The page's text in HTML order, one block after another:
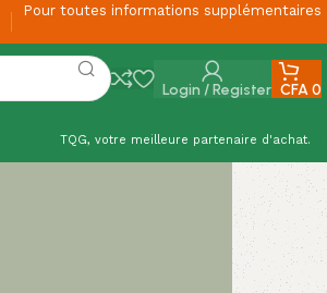
Pour toutes informations supplémentaires
Login / Register CFA0
TQG, votre meilleure partenaire d'achat.